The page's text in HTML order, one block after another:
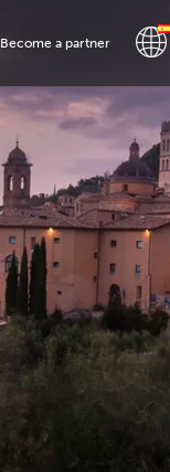
Become a partner